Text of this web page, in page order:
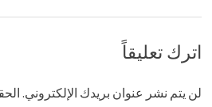
اترك تعليقاً
لن يتم نشر عنوان بريدك الإلكتروني.